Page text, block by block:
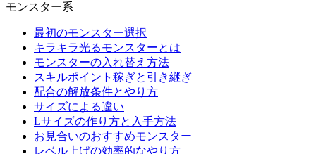
モンスター系
最初のモンスター選択
キラキラ光るモンスターとは
モンスターの入れ替え方法
スキルポイント稼ぎと引き継ぎ
配合の解放条件とやり方
サイズによる違い
Lサイズの作り方と入手方法
お見合いのおすすめモンスター
レベル上げの効率的なやり方